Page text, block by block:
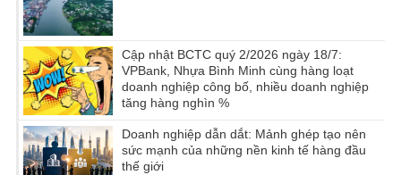
Cập nhật BCTC quý 2/2026 ngày 18/7:
VPBank, Nhựa Bình Minh cùng hàng loạt
doanh nghiệp công bố, nhiều doanh nghiệp
tăng hàng nghìn %
Doanh nghiệp dẫn dắt: Mảnh ghép tạo nên
sức mạnh của những nền kinh tế hàng đầu
thế giới